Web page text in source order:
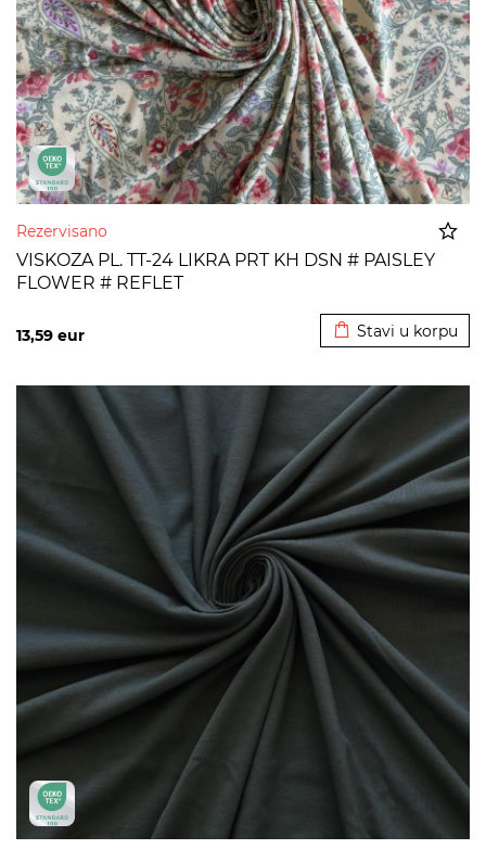
Rezervisano
VISKOZA PL. TT-24 LIKRA PRT KH DSN # PAISLEY
FLOWER # REFLET
13,59 eur Stavi u korpu